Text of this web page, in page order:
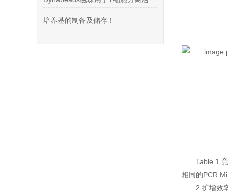
培养基的制备及储存！
Table.1
相同的PCR
2.扩增效